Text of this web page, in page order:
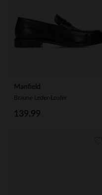
Manfield
Braune Leder-Loafer
139.99